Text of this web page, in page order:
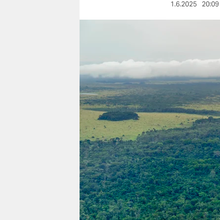
nord
verlag
verlag
veranstaltungen
shop
fragen & hilfe
unterstützen
abo
genossenschaft
1.6.2025